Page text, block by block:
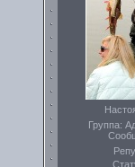
Группа: